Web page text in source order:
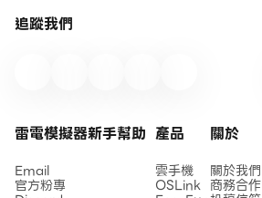
過最致命的FPS環境
與全球反恐突擊隊的
您的旅程充滿了冒險
和高強度的戰場罷
pumping
追蹤我們
雷電模擬器新手幫助
Email
官方粉專
產品
雲手機
OSLink
關於
關於我們
商務合作